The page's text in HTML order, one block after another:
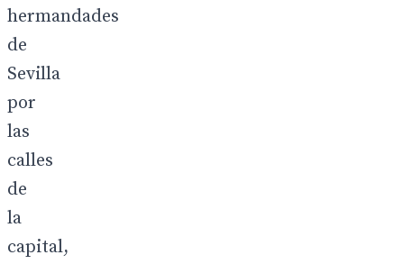
hermandades
de
Sevilla
por
las
calles
de
la
capital,